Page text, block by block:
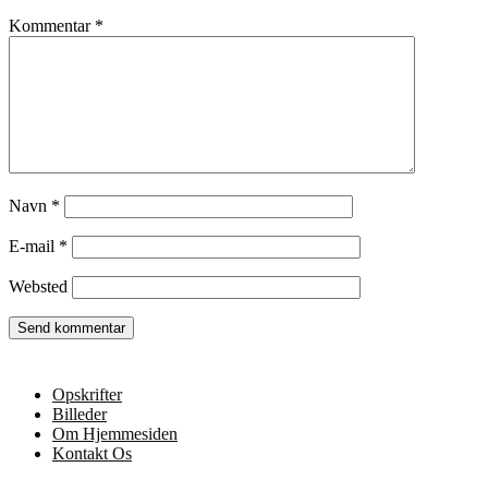
Kommentar *
Navn *
E-mail *
Websted
Opskrifter
Billeder
Om Hjemmesiden
Kontakt Os